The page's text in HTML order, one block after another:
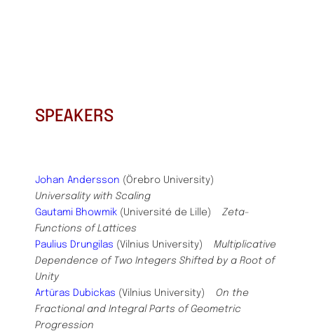
SPEAKERS
Johan Andersson (Örebro University)
Universality with Scaling
Gautami Bhowmik (Université de Lille)
Zeta-
Functions of Lattices
Paulius Drungilas (Vilnius University) Multiplicative
Dependence of Two Integers Shifted by a Root of
Unity
Artūras Dubickas (Vilnius University) On the
Fractional and Integral Parts of Geometric
Progression